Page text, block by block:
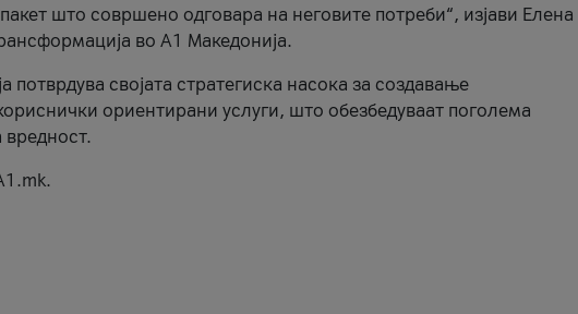
што совршено одговара на неговите потреби“, изјави Елена
во А1 Македонија.
својата стратегиска насока за создавање
ориентирани услуги, што обезбедуваат поголема